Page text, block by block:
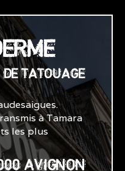
DE TATOUAGE
à Tamara
les plus
AVIGNON